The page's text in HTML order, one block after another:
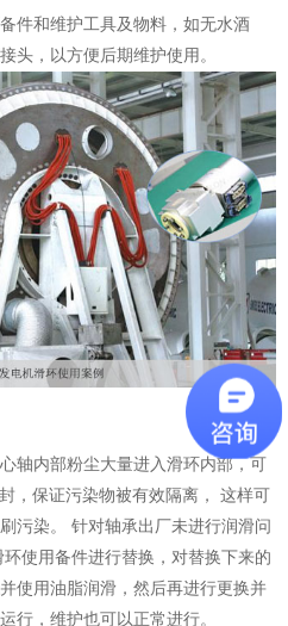
件和维护工具及物料，如无水酒
头，以方便后期维护使用。
轴内部粉尘大量进入滑环内部，可
，保证污染物被有效隔离， 这样可
污染。 针对轴承出厂未进行润滑问
使用备件进行替换，对替换下来的
使用油脂润滑，然后再进行更换并
行，维护也可以正常进行。